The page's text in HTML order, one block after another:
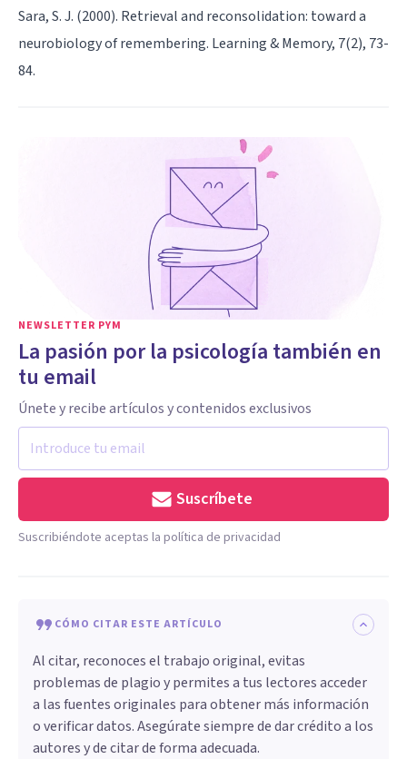
Sara, S. J. (2000). Retrieval and reconsolidation: toward a
neurobiology of remembering. Learning & Memory, 7(2), 73-
84.
NEWSLETTER PYM
La pasión por la psicología también en
tu email
Únete y recibe artículos y contenidos exclusivos
Suscríbete
Suscribiéndote aceptas la política de privacidad
CÓMO CITAR ESTE ARTÍCULO
Al citar, reconoces el trabajo original, evitas
problemas de plagio y permites a tus lectores acceder
a las fuentes originales para obtener más información
o verificar datos. Asegúrate siempre de dar crédito a los
autores y de citar de forma adecuada.